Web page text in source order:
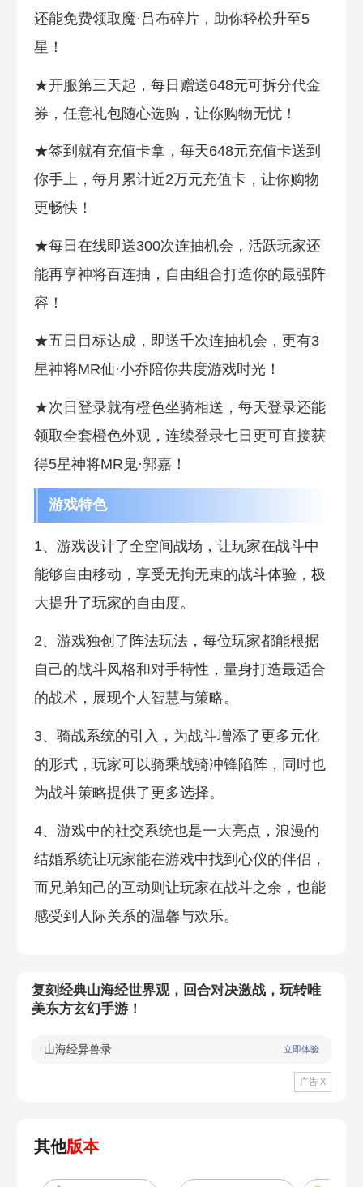
还能免费领取魔·吕布碎片，助你轻松升至5
星！
★开服第三天起，每日赠送648元可拆分代金
券，任意礼包随心选购，让你购物无忧！
★签到就有充值卡拿，每天648元充值卡送到
你手上，每月累计近2万元充值卡，让你购物
更畅快！
★每日在线即送300次连抽机会，活跃玩家还
能再享神将百连抽，自由组合打造你的最强阵
容！
★五日目标达成，即送千次连抽机会，更有3
星神将MR仙·小乔陪你共度游戏时光！
★次日登录就有橙色坐骑相送，每天登录还能
领取全套橙色外观，连续登录七日更可直接获
得5星神将MR鬼·郭嘉！
游戏特色
1、游戏设计了全空间战场，让玩家在战斗中
能够自由移动，享受无拘无束的战斗体验，极
大提升了玩家的自由度。
2、游戏独创了阵法玩法，每位玩家都能根据
自己的战斗风格和对手特性，量身打造最适合
的战术，展现个人智慧与策略。
3、骑战系统的引入，为战斗增添了更多元化
的形式，玩家可以骑乘战骑冲锋陷阵，同时也
为战斗策略提供了更多选择。
4、游戏中的社交系统也是一大亮点，浪漫的
结婚系统让玩家能在游戏中找到心仪的伴侣，
而兄弟知己的互动则让玩家在战斗之余，也能
感受到人际关系的温馨与欢乐。
复刻经典山海经世界观，回合对决激战，玩转唯
美东方玄幻手游！
山海经异兽录 立即体验
广告 X
其他版本